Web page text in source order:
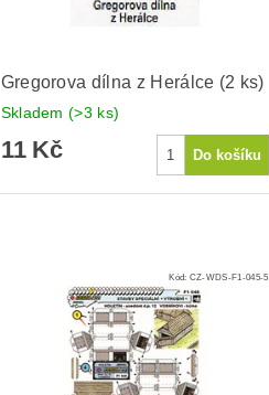
Gregorova dílna z Herálce (2 ks)
Skladem(>3 ks)
11 Kč
Kód: CZ-WDS-F1-045-5